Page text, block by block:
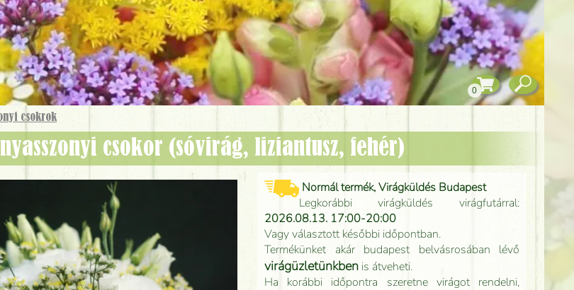
csokrok
csokor (sóvirág, liziantusz, fehér)
Normál termék, Virágküldés Budapest
Legkorábbi virágküldés virágfutárral:
2026.08.13. 17:00-20:00
Vagy választott későbbi időpontban.
Termékünket akár budapest belvásrosában lévő
virágüzletünkben is átveheti.
Ha korábbi időpontra szeretne virágot rendelni,
0